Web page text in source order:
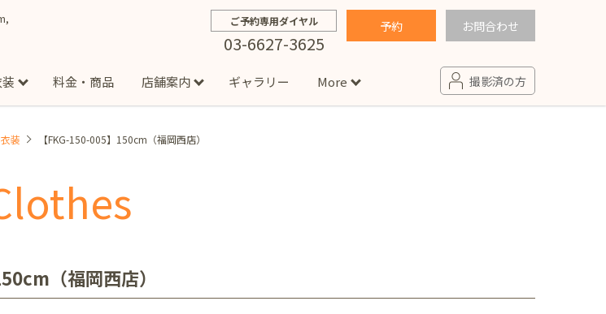
ご予約専用ダイヤル
03-6627-3625
予約 お問合わせ
マタニティフォト
卒業 ファミリーフォト
1/2成人式着物(女の子)
男の子) 祝い着
料金・商品 店舗案内
寺店 イオンモール多摩平の森店
ギャラリー More 撮影済の方
装 【FKG-150-005】150cm（福岡西店）
（福岡西店）